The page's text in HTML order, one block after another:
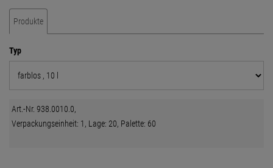
Produkte
Typ
Art.-Nr. 938.0010.0,
Verpackungseinheit: 1, Lage: 20, Palette: 60